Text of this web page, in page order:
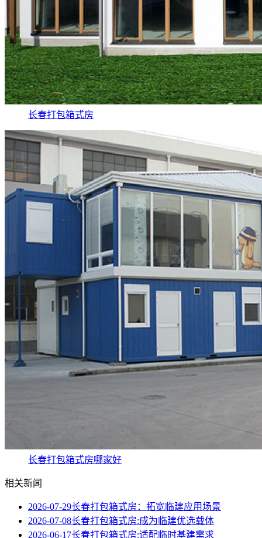
长春打包箱式房
长春打包箱式房哪家好
相关新闻
2026-07-29长春打包箱式房：拓宽临建应用场景
2026-07-08长春打包箱式房:成为临建优选载体
2026-06-17长春打包箱式房:适配临时基建需求